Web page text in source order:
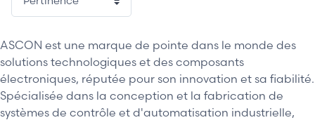
ASCON est une marque de pointe dans le monde des
solutions technologiques et des composants
électroniques, réputée pour son innovation et sa fiabilité.
Spécialisée dans la conception et la fabrication de
systèmes de contrôle et d'automatisation industrielle,